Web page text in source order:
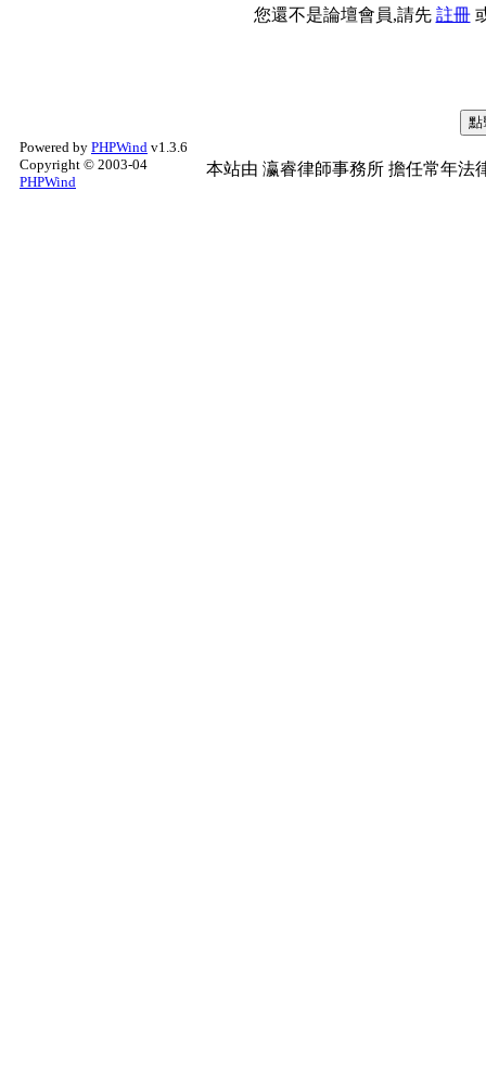
您還不是論壇會員,請先 註冊
Powered by PHPWind v1.3.6
Copyright © 2003-04
PHPWind
本站由 瀛睿律師事務所 擔任常年法